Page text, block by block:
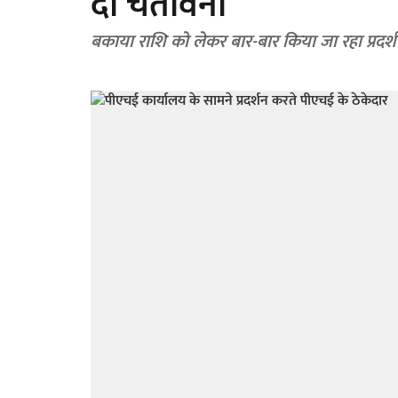
बकाया राशि को लेकर बार-बार किया जा रहा